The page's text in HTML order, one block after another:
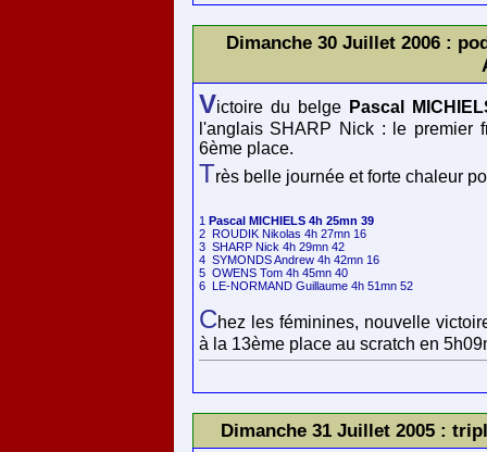
Dimanche 30 Juillet 2006 :
Victoire du belge Pascal
l'anglais SHARP Nick : le premier
6ème place.
Très belle journée et forte chaleur
1 Pascal MICHIELS 4h 25mn 39
2  ROUDIK Nikolas 4h 27mn 16
3  SHARP Nick 4h 29mn 42
4  SYMONDS Andrew 4h 42mn 16
5  OWENS Tom 4h 45mn 40
6  LE-NORMAND Guillaume 4h 51mn 52
Chez les féminines, nouvelle
à la 13ème place au scratch en
Dimanche 31 Juillet 2005 :